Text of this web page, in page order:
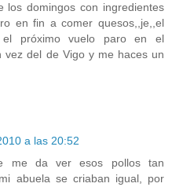
los domingos con ingredientes
en fin a comer quesos,,je,,el
próximo vuelo paro en el
vez del de Vigo y me haces un
a las 20:52
me da ver esos pollos tan
abuela se criaban igual, por